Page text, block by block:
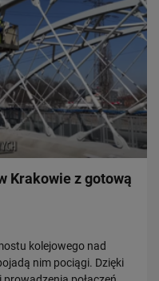
Krakowie z gotową
kolejowego nad
nim pociągi. Dzięki
S.A.